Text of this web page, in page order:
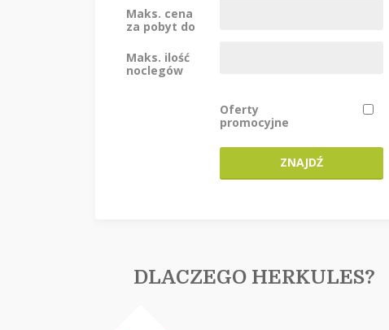
Maks. cena
za pobyt do
Maks. ilość
noclegów
Oferty
promocyjne
ZNAJDŹ
DLACZEGO HERKULES?